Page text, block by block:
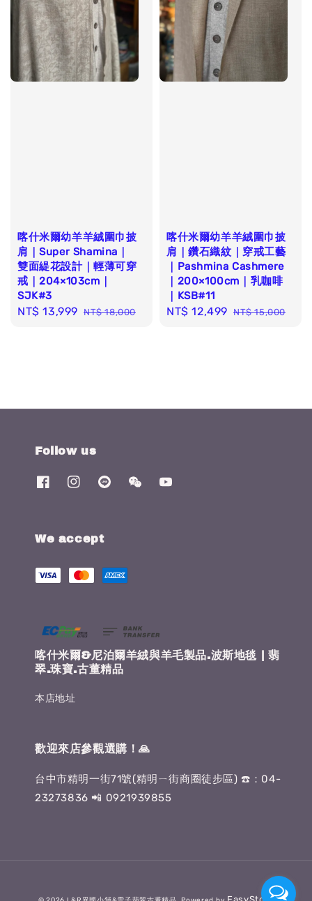
喀什米爾幼羊羊絨圍巾披
肩｜Super Shamina｜
雙面緹花設計｜輕薄可穿
戒｜204×103cm｜
SJK#3
Sale
NT$ 13,999 Regular
NT$ 18,000
喀什米爾幼羊羊絨圍巾披
肩｜鑽石織紋｜穿戒工藝
｜Pashmina Cashmere
｜200×100cm｜乳咖啡
｜KSB#11
Sale
NT$ 12,499 Regular
NT$ 15,000
Follow us
We accept
喀什米爾&尼泊爾羊絨與羊毛製品.波斯地毯 | 翡
翠.珠寶.古董精品
本店地址
歡迎來店參觀選購！🙏
台中市精明一街71號(精明ㄧ街商圈徒步區) ☎️：04-
23273836 📲 0921939855